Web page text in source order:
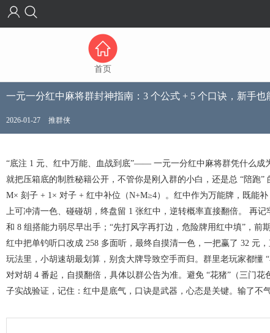
首页
一元一分红中麻将群封神指南：3 个公式 + 5 个口诀，新手也
2026-01-27 推群侠
“底注 1 元、红中万能、血战到底”—— 一元一分红中麻将群凭什么成
就把压箱底的制胜秘籍公开，不管你是刚入群的小白，还是总 “陪
M× 刻子 + 1× 对子 + 红中补位（N+M≥4）。红中作为万能牌，既能
上可冲清一色、碰碰胡，终盘留 1 张红中，逆转概率直接翻倍。 再
和 8 组搭能力弱尽早出手；“先打风字再打边，危险牌用红中填”，
红中把单钓听口改成 258 多面听，最终自摸清一色，一把赢了 32 元
玩法里，小胡速胡最划算，别贪大牌导致空手而归。群里老玩家都懂
对对胡 4 番起，自摸翻倍，具体以群公告为准。避免 “花猪”（三门
子实战验证，记住：红中是底气，口诀是武器，心态是关键。输了不